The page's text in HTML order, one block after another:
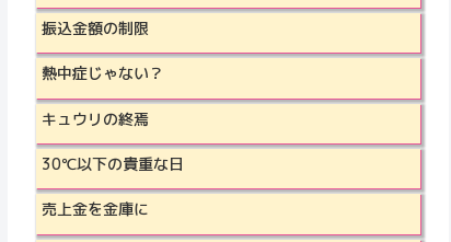
振込金額の制限
熱中症じゃない？
キュウリの終焉
30℃以下の貴重な日
売上金を金庫に